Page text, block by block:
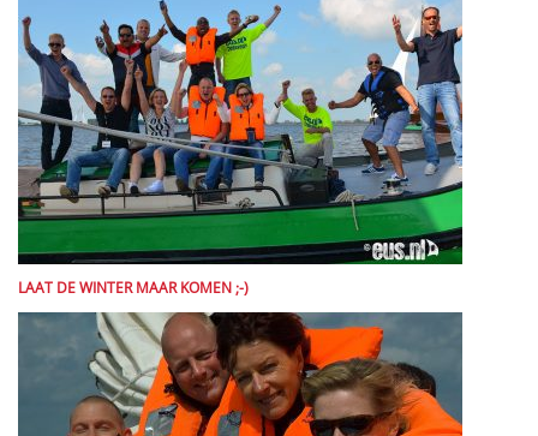
LAAT DE WINTER MAAR KOMEN ;-)